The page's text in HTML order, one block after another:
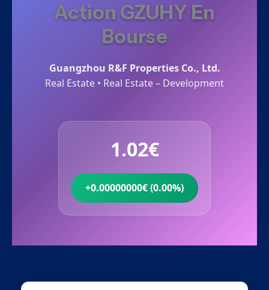
Action GZUHY En
Bourse
Guangzhou R&F Properties Co., Ltd.
Real Estate • Real Estate – Development
1.02€
+0.00000000€ (0.00%)